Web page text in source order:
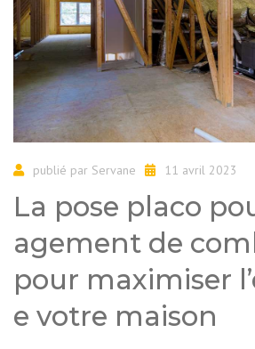
publié par Servane 11 avril 2023
La pose placo
agement de
pour maximiser
e votre maison